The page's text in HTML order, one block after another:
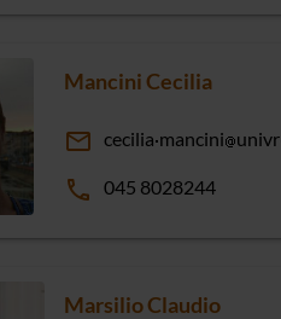
Mancini Cecilia
email cecilia mancini univr
phone 045 8028244
Marsilio Claudio